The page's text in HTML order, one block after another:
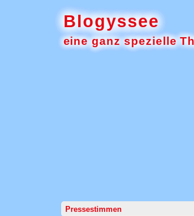
Blogyssee
eine ganz spezielle
Pressestimmen